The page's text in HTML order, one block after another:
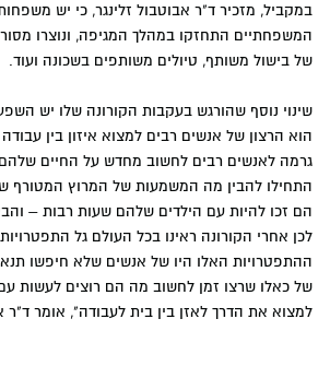
במקביל, מזכיר ד"ר אבוטבול זלינגר, כי יש
המשפחתיים התחזקו במהלך המגיפה, ונוצרו
של בישול משותף, טיולים משותפים בשכונה ועוד.
שינוי נוסף שהורגש בעקבות הקורונה שלו יש
הוא הרצון של אנשים רבים למצוא איזון בין
גרמה לאנשים רבים לחשוב מחדש על החיים
התחילו להבין מה המשמעות של המרוץ המטורף
הם זכו להיות עם הילדים שלהם שעות רבות –
לכן אחרי הקורונה ראינו בכל העולם גל
ההתפטרויות האלו היו של אנשים שלא חיפשו
של כאלו שרצו זמן לחשוב מה הם רוצים לעשות
למצוא את הדרך לאזן בין בית לעבודה", אומר ד"ר